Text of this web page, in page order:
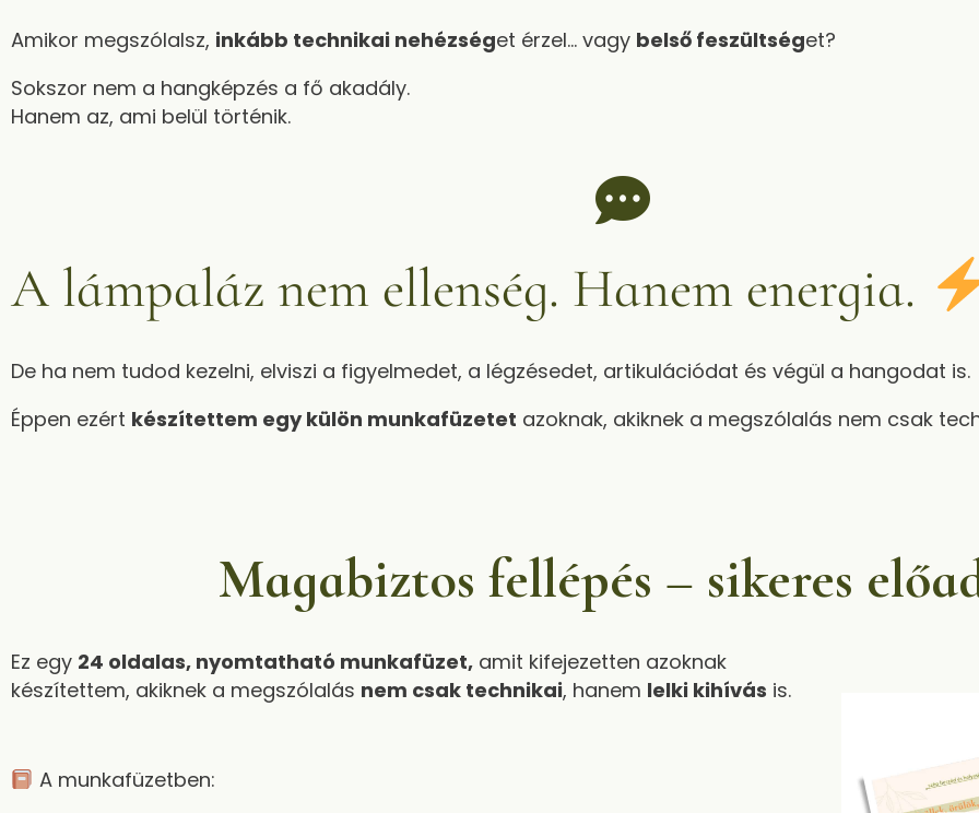
Amikor megszólalsz, inkább technikai nehézséget érzel… vagy belső feszültséget?
Sokszor nem a hangképzés a fő akadály.
Hanem az, ami belül történik.
A lámpaláz nem ellenség. Hanem energia.
De ha nem tudod kezelni, elviszi a figyelmedet, a légzésedet, artikulációdat és végül a hangodat is.
Éppen ezért készítettem egy külön munkafüzetet azoknak, akiknek a megszólalás nem csak
Magabiztos fellépés – sikeres
Ez egy 24 oldalas, nyomtatható munkafüzet, amit kifejezetten azoknak
készítettem, akiknek a megszólalás nem csak technikai, hanem lelki kihívás is.
A munkafüzetben: